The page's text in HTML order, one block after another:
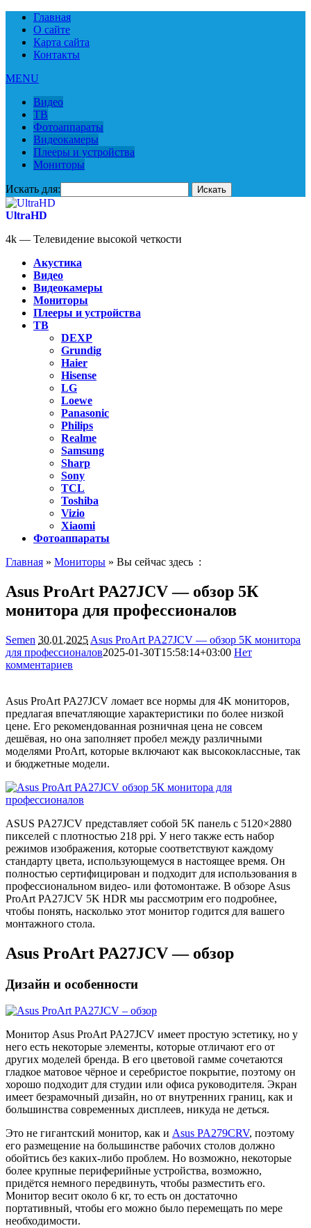
Главная
О сайте
Карта сайта
Контакты
MENU
Видео
ТВ
Фотоаппараты
Видеокамеры
Плееры и устройства
Мониторы
Искать для:
UltraHD
4k — Телевидение высокой четкости
Акустика
Видео
Видеокамеры
Мониторы
Плееры и устройства
ТВ
DEXP
Grundig
Haier
Hisense
LG
Loewe
Panasonic
Philips
Realme
Samsung
Sharp
Sony
TCL
Toshiba
Vizio
Xiaomi
Фотоаппараты
Главная » Мониторы » Вы сейчас здесь :
Asus ProArt PA27JCV — обзор 5К
монитора для профессионалов
Semen 30.01.2025 Asus ProArt PA27JCV — обзор 5К монитора
для профессионалов2025-01-30T15:58:14+03:00 Нет
комментариев
Asus ProArt PA27JCV ломает все нормы для 4K мониторов,
предлагая впечатляющие характеристики по более низкой
цене. Его рекомендованная розничная цена не совсем
дешёвая, но она заполняет пробел между различными
моделями ProArt, которые включают как высококлассные, так
и бюджетные модели.
ASUS PA27JCV представляет собой 5K панель с 5120×2880
пикселей с плотностью 218 ppi. У него также есть набор
режимов изображения, которые соответствуют каждому
стандарту цвета, использующемуся в настоящее время. Он
полностью сертифицирован и подходит для использования в
профессиональном видео- или фотомонтаже. В обзоре Asus
ProArt PA27JCV 5K HDR мы рассмотрим его подробнее,
чтобы понять, насколько этот монитор годится для вашего
монтажного стола.
Asus ProArt PA27JCV — обзор
Дизайн и особенности
Монитор Asus ProArt PA27JCV имеет простую эстетику, но у
него есть некоторые элементы, которые отличают его от
других моделей бренда. В его цветовой гамме сочетаются
гладкое матовое чёрное и серебристое покрытие, поэтому он
хорошо подходит для студии или офиса руководителя. Экран
имеет безрамочный дизайн, но от внутренних границ, как и
большинства современных дисплеев, никуда не деться.
Это не гигантский монитор, как и Asus PA279CRV, поэтому
его размещение на большинстве рабочих столов должно
обойтись без каких-либо проблем. Но возможно, некоторые
более крупные периферийные устройства, возможно,
придётся немного передвинуть, чтобы разместить его.
Монитор весит около 6 кг, то есть он достаточно
портативный, чтобы его можно было перемещать по мере
необходимости.